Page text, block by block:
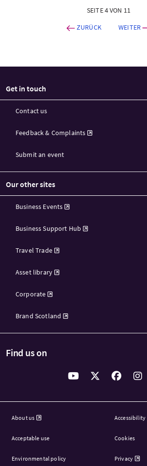
SEITE 4 VON 11
ZURÜCK
WEITER
Get in touch
Contact us
Feedback & Complaints
Submit an event
Our other sites
Business Events
Business Support Hub
Travel Trade
Asset library
Corporate
Brand Scotland
Find us on
About us Accessibility
Acceptable use Cookies
Environmental policy Privacy